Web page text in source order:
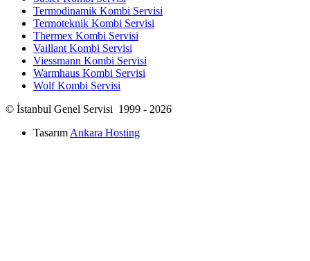
Termodinamik Kombi Servisi
Termoteknik Kombi Servisi
Thermex Kombi Servisi
Vaillant Kombi Servisi
Viessmann Kombi Servisi
Warmhaus Kombi Servisi
Wolf Kombi Servisi
© İstanbul Genel Servisi 1999 - 2026
Tasarım Ankara Hosting